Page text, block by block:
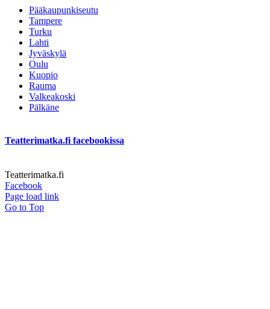
Pääkaupunkiseutu
Tampere
Turku
Lahti
Jyväskylä
Oulu
Kuopio
Rauma
Valkeakoski
Pälkäne
Teatterimatka.fi facebookissa
Teatterimatka.fi
Facebook
Page load link
Go to Top